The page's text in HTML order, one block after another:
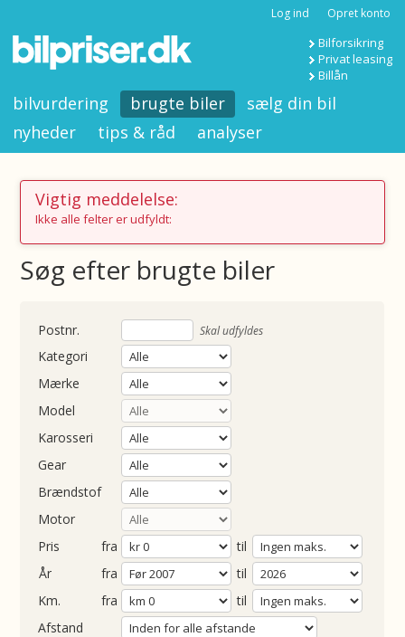
Log ind Opret konto
Bilforsikring
Privat leasing
Billån
bilvurdering brugte biler
sælg din bil
nyheder
tips & råd analyser
Vigtig meddelelse:
Ikke alle felter er udfyldt:
Søg efter brugte biler
Skal udfyldes
Kategori
Mærke
Model
Karosseri
Gear
Brændstof
Motor
Pris
fra
til
fra
til
fra
til
Afstand